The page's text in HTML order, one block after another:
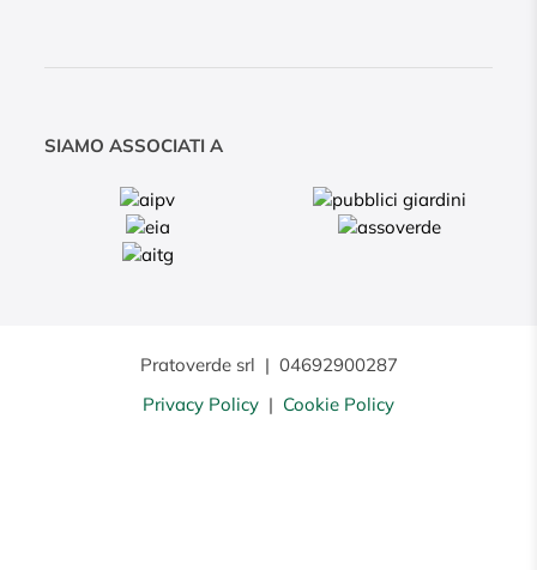
SIAMO ASSOCIATI A
Pratoverde srl | 04692900287
Privacy Policy | Cookie Policy